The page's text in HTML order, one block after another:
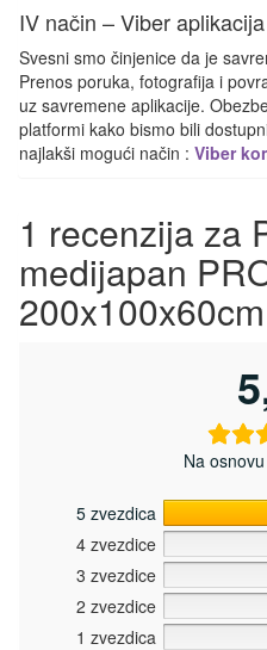
IV način – Viber aplikacija
Svesni smo činjenice da je
Prenos poruka, fotografija i
uz savremene aplikacije.
platformi kako bismo bili
najlakši mogući način : Viber
1 recenzija za
medijapan
Na
5 zvezdica
4 zvezdice
3 zvezdice
2 zvezdice
1 zvezdica